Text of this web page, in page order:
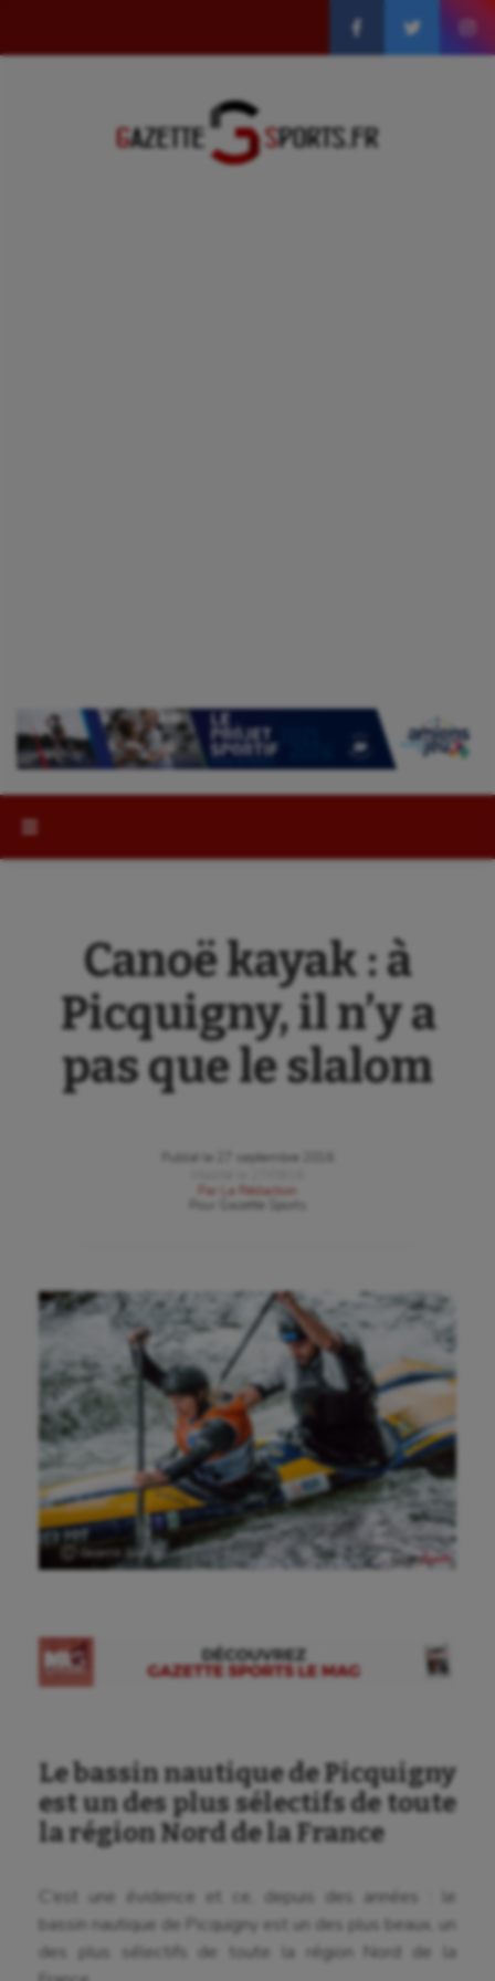
Aéronautique
Canoë kayak : à
Picquigny, il n’y a
pas que le slalom
Publié le
27 septembre 2016
Par
La Rédaction
Gazette Sports
Ⓒ Gazette Sports
Le bassin nautique de Picquigny
est un des plus sélectifs de toute
la région Nord de la France
C’est une évidence et ce, depuis des années : le
bassin nautique de Picquigny est un des plus beaux, un
des plus sélectifs de toute la région Nord de la